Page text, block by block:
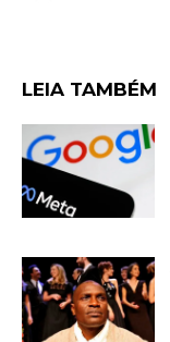
LEIA TAMBÉM